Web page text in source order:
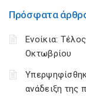
Πρόσφατα
Ενοίκια:
Οκτωβρίου
ανάδειξη της